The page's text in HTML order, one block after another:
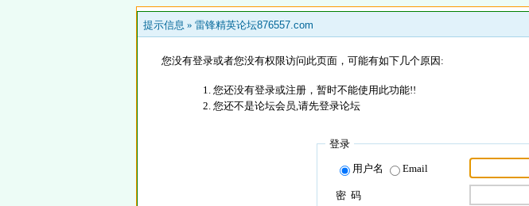
提示信息 » 雷锋精英论坛876557.com
您没有登录或者您没有权限访问此页面，可能有如下几个原因:
您还没有登录或注册，暂时不能使用此功能!!
您还不是论坛会员,请先登录论坛
登录
用户名 Email
密 码